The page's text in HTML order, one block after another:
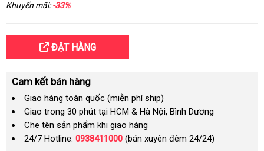
Khuyến mãi:-33%
ĐẶT HÀNG
Cam kết bán hàng
Giao hàng toàn quốc (miễn phí ship)
Giao trong 30 phút tại HCM & Hà Nội, Bình Dương
Che tên sản phẩm khi giao hàng
24/7 Hotline: 0938411000 (bán xuyên đêm 24/24)